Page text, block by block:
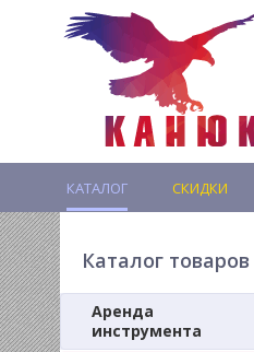
КАТАЛОГ СКИДКИ
Каталог товаров
Аренда
инструмента